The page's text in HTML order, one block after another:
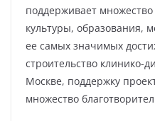
поддерживает множество
культуры, образования,
ее самых значимых
строительство клинико-
Москве, поддержку
множество